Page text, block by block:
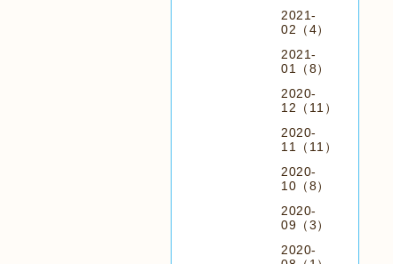
2021-
02（4）
2021-
01（8）
2020-
12（11）
2020-
11（11）
2020-
10（8）
2020-
09（3）
2020-